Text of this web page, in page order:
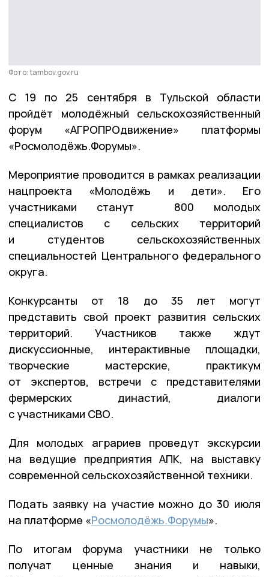
Фото: tambov.gov.ru
С 19 по 25 сентября в Тульской области
пройдёт молодёжный сельскохозяйственный
форум «АГРОПРОдвижение» платформы
«Росмолодёжь.Форумы».
Мероприятие проводится в рамках реализации
нацпроекта «Молодёжь и дети». Его
участниками станут 800 молодых
специалистов с сельских территорий
и студентов сельскохозяйственных
специальностей Центрального федерального
округа.
Конкурсанты от 18 до 35 лет могут
представить свой проект развития сельских
территорий. Участников также ждут
дискуссионные, интерактивные площадки,
творческие мастерские, практикум
от экспертов, встречи с представителями
фермерских династий, диалоги
с участниками СВО.
Для молодых аграриев проведут экскурсии
на ведущие предприятия АПК, на выставку
современной сельскохозяйственной техники.
Подать заявку на участие можно до 30 июля
на платформе «Росмолодёжь.Форумы».
По итогам форума участники не только
получат ценные знания и навыки,